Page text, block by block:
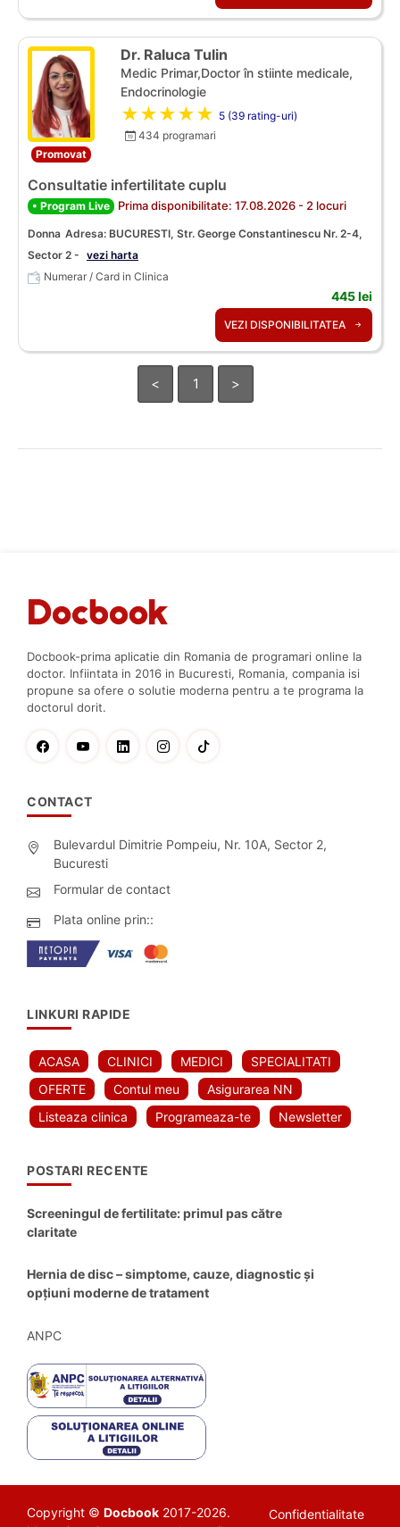
Promovat
Dr. Raluca Tulin
Medic Primar,Doctor în stiinte medicale,
Endocrinologie
★★★★★ 5 (39 rating-uri)
434 programari
Consultatie infertilitate cuplu
• Program Live Prima disponibilitate: 17.08.2026 - 2 locuri
Donna Adresa: BUCURESTI, Str. George Constantinescu Nr. 2-4,
Sector 2 - vezi harta
Numerar / Card in Clinica
445 lei
VEZI DISPONIBILITATEA
< 1 >
Docbook-prima aplicatie din Romania de programari online la
doctor. Infiintata in 2016 in Bucuresti, Romania, compania isi
propune sa ofere o solutie moderna pentru a te programa la
doctorul dorit.
CONTACT
Bulevardul Dimitrie Pompeiu, Nr. 10A, Sector 2,
Bucuresti
Formular de contact
Plata online prin::
LINKURI RAPIDE
ACASA CLINICI MEDICI
SPECIALITATI
OFERTE
Contul meu
Asigurarea NN
Listeaza clinica
Programeaza-te Newsletter
POSTARI RECENTE
Screeningul de fertilitate: primul pas către
claritate
Hernia de disc – simptome, cauze, diagnostic și
opțiuni moderne de tratament
ANPC
Copyright © Docbook 2017-2026.
Confidentialitate